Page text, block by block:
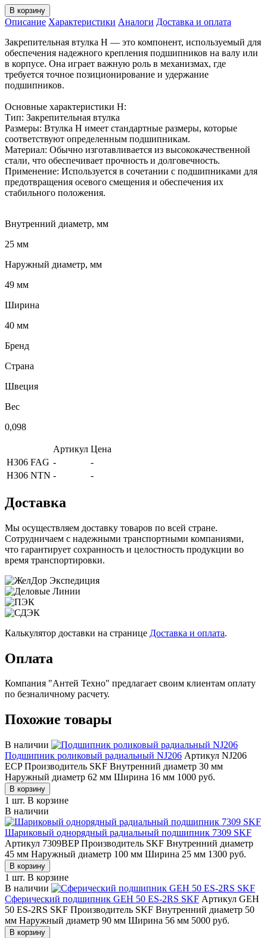
В корзину
Описание Характеристики Аналоги Доставка и оплата
Закрепительная втулка H — это компонент, используемый для
обеспечения надежного крепления подшипников на валу или
в корпусе. Она играет важную роль в механизмах, где
требуется точное позиционирование и удержание
подшипников.
Основные характеристики H:
Тип: Закрепительная втулка
Размеры: Втулка H имеет стандартные размеры, которые
соответствуют определенным подшипникам.
Материал: Обычно изготавливается из высококачественной
стали, что обеспечивает прочность и долговечность.
Применение: Используется в сочетании с подшипниками для
предотвращения осевого смещения и обеспечения их
стабильного положения.
Внутренний диаметр, мм
25 мм
Наружный диаметр, мм
49 мм
Ширина
40 мм
Бренд
Страна
Швеция
Вес
0,098
Артикул Цена
H306 FAG -
-
H306 NTN - -
Доставка
Мы осуществляем доставку товаров по всей стране.
Сотрудничаем с надежными транспортными компаниями,
что гарантирует сохранность и целостность продукции во
время транспортировки.
Калькулятор доставки на странице Доставка и оплата.
Оплата
Компания "Антей Техно" предлагает своим клиентам оплату
по безналичному расчету.
Похожие товары
В наличии
Подшипник роликовый радиальный NJ206 Артикул NJ206
ECPПроизводитель SKF Внутренний диаметр 30 мм
Наружный диаметр 62 мм Ширина 16 мм 1000 руб.
В корзину
1 шт. В корзине
В наличии
Шариковый однорядный радиальный подшипник 7309 SKF
Артикул 7309BEPПроизводитель SKF Внутренний диаметр
45 мм Наружный диаметр 100 мм Ширина 25 мм 1300 руб.
В корзину
1 шт. В корзине
В наличии
Сферический подшипник GEH 50 ES-2RS SKF Артикул GEH
50 ES-2RS SKF Производитель SKF Внутренний диаметр 50
мм Наружный диаметр 90 мм Ширина 56 мм 5000 руб.
В корзину